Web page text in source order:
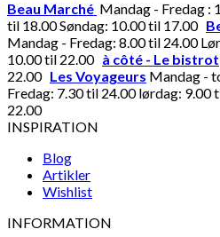
Beau Marché Mandag - Fredag :
til 18.00 Søndag: 10.00 til 17.00
Mandag - Fredag: 8.00 til 24.00
10.00 til 22.00 à côté - Le bistrot
22.00 Les Voyageurs Mandag -
Fredag: 7.30 til 24.00 lørdag: 9.00
22.00
INSPIRATION
Blog
Artikler
Wishlist
INFORMATION